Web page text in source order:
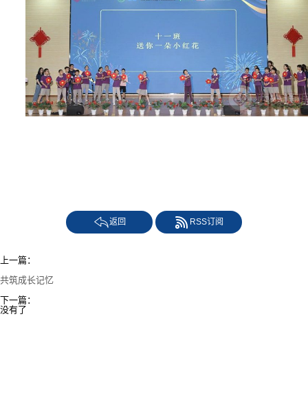
返回 RSS订阅
上一篇：
共筑成长记忆
下一篇：
没有了